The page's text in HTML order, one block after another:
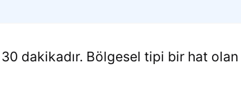
dakikadır. Bölgesel tipi bir hat